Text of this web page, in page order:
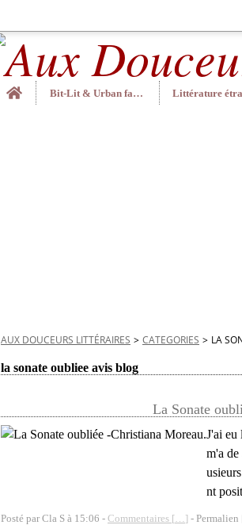
Home
Bit-Lit & Urban fantasy
AUX DOUCEURS LITTÉRAIRES > CATEGORIES > LA
la sonate oubliee avis blog
La Sonate
J'ai eu
m'a de
nt
Posté par Cla S à 15:06 - Commentaires […] - Permalien